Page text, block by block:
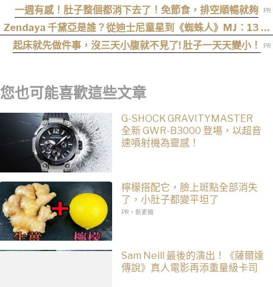
上映時間曝光
一週有感！肚子整個都消下去了！免節食，排空順暢就夠
Zendaya 千黛亞是誰？從迪士尼童星到《蜘蛛人》MJ：13 歲
出道後幾乎沒有完整休假
起床就先做件事，沒三天小腹就不見了! 肚子一天天變小！
您也可能喜歡這些文章
G-SHOCK GRAVITYMASTER
全新 GWR-B3000 登場，以超音
速噴射機為靈感！
檸檬搭配它，臉上斑點全部消失
了，小肚子都變平坦了
PR・新素簡
Sam Neill 最後的演出！《薩爾達
傳說》真人電影再添重量級卡司